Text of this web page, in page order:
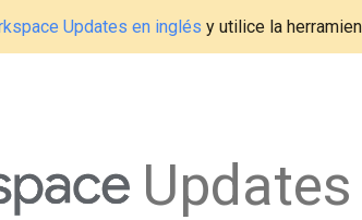
Updates en inglés y utilice la
Updates